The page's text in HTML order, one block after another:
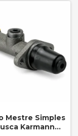
Mestre Simples
Karmann